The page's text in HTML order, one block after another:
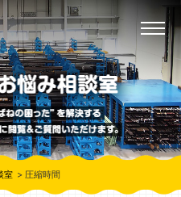
室 圧縮時間